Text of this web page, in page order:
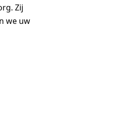
Zij
we uw